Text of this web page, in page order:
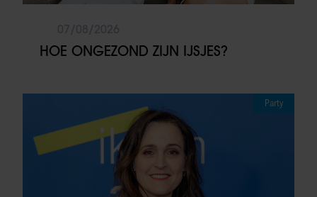
HOE ONGEZOND ZIJN IJSJES?
Party